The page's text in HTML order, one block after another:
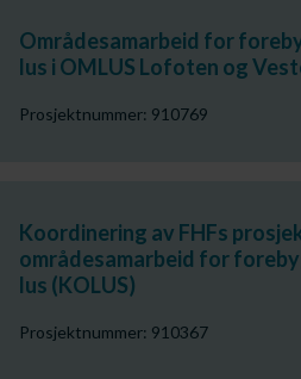
Områdesamarbeid for
lus i OMLUS Lofoten og
Prosjektnummer: 910769
Koordinering av FHFs
områdesamarbeid for
lus (KOLUS)
Prosjektnummer: 910367